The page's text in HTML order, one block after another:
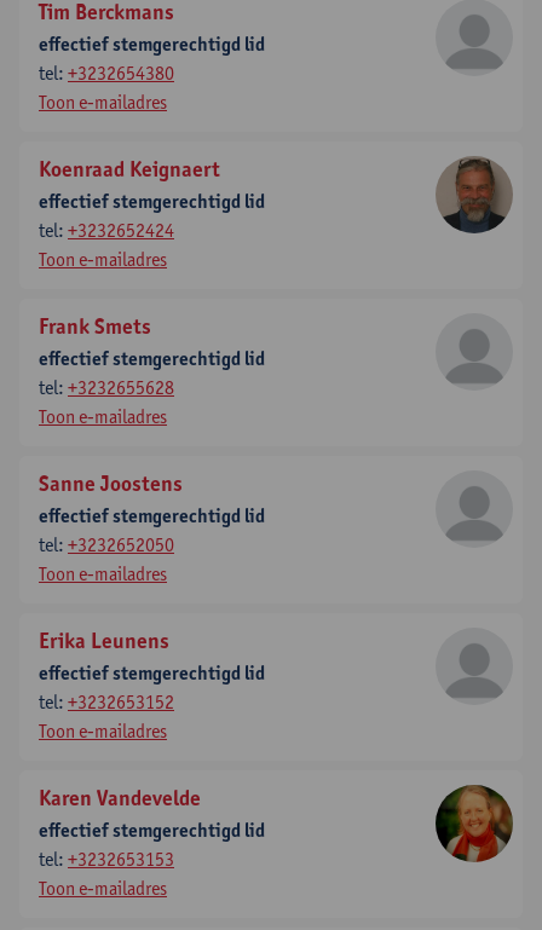
Tim Berckmans
effectief stemgerechtigd lid
tel: +3232654380
Toon e-mailadres
Koenraad Keignaert
effectief stemgerechtigd lid
tel: +3232652424
Toon e-mailadres
Frank Smets
effectief stemgerechtigd lid
tel: +3232655628
Toon e-mailadres
Sanne Joostens
effectief stemgerechtigd lid
tel: +3232652050
Toon e-mailadres
Erika Leunens
effectief stemgerechtigd lid
tel: +3232653152
Toon e-mailadres
Karen Vandevelde
effectief stemgerechtigd lid
tel: +3232653153
Toon e-mailadres